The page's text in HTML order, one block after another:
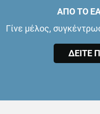
ΑΠΟ ΤΟ
Γίνε μέλος,
ΔΕΙΤΕ